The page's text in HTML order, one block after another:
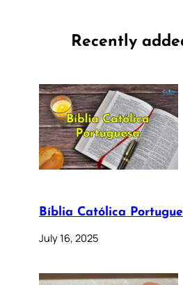
Recently
Bíblia Católica
July 16, 2025